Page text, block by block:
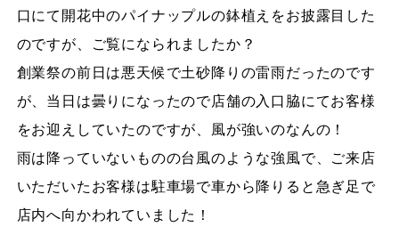
口にて開花中のパイナップルの鉢植えをお披露目した
のですが、ご覧になられましたか？
創業祭の前日は悪天候で土砂降りの雷雨だったのです
が、当日は曇りになったので店舗の入口脇にてお客様
をお迎えしていたのですが、風が強いのなんの！
雨は降っていないものの台風のような強風で、ご来店
いただいたお客様は駐車場で車から降りると急ぎ足で
店内へ向かわれていました！